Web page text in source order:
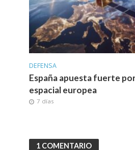
DEFENSA
España apuesta fuerte
espacial europea
7 días
1 COMENTARIO